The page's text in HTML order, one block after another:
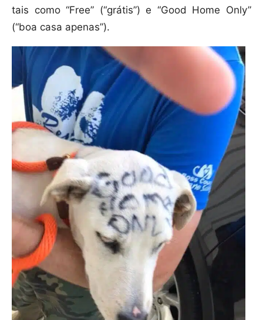
tais como “Free” (“grátis”) e “Good Home Only”
(“boa casa apenas”).